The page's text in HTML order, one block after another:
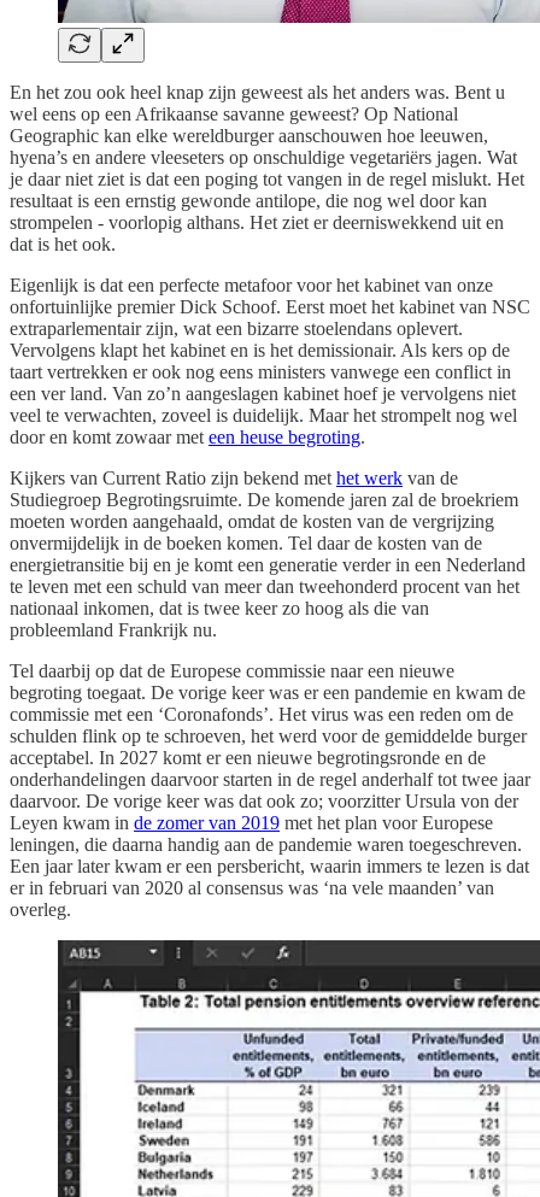
En het zou ook heel knap zijn geweest als het anders was. Bent u
wel eens op een Afrikaanse savanne geweest? Op National
Geographic kan elke wereldburger aanschouwen hoe leeuwen,
hyena’s en andere vleeseters op onschuldige vegetariërs jagen. Wat
je daar niet ziet is dat een poging tot vangen in de regel mislukt. Het
resultaat is een ernstig gewonde antilope, die nog wel door kan
strompelen - voorlopig althans. Het ziet er deerniswekkend uit en
dat is het ook.
Eigenlijk is dat een perfecte metafoor voor het kabinet van onze
onfortuinlijke premier Dick Schoof. Eerst moet het kabinet van NSC
extraparlementair zijn, wat een bizarre stoelendans oplevert.
Vervolgens klapt het kabinet en is het demissionair. Als kers op de
taart vertrekken er ook nog eens ministers vanwege een conflict in
een ver land. Van zo’n aangeslagen kabinet hoef je vervolgens niet
veel te verwachten, zoveel is duidelijk. Maar het strompelt nog wel
door en komt zowaar met een heuse begroting.
Kijkers van Current Ratio zijn bekend met het werk van de
Studiegroep Begrotingsruimte. De komende jaren zal de broekriem
moeten worden aangehaald, omdat de kosten van de vergrijzing
onvermijdelijk in de boeken komen. Tel daar de kosten van de
energietransitie bij en je komt een generatie verder in een Nederland
te leven met een schuld van meer dan tweehonderd procent van het
nationaal inkomen, dat is twee keer zo hoog als die van
probleemland Frankrijk nu.
Tel daarbij op dat de Europese commissie naar een nieuwe
begroting toegaat. De vorige keer was er een pandemie en kwam de
commissie met een ‘Coronafonds’. Het virus was een reden om de
schulden flink op te schroeven, het werd voor de gemiddelde burger
acceptabel. In 2027 komt er een nieuwe begrotingsronde en de
onderhandelingen daarvoor starten in de regel anderhalf tot twee jaar
daarvoor. De vorige keer was dat ook zo; voorzitter Ursula von der
Leyen kwam in de zomer van 2019 met het plan voor Europese
leningen, die daarna handig aan de pandemie waren toegeschreven.
Een jaar later kwam er een persbericht, waarin immers te lezen is dat
er in februari van 2020 al consensus was ‘na vele maanden’ van
overleg.